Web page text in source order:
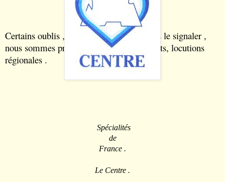
Certains oublis , ou erreurs merci de nous le signaler ,
nous sommes preneur de : recettes ,produits, locutions
régionales .
Spécialités
de
France .
Le Centre .